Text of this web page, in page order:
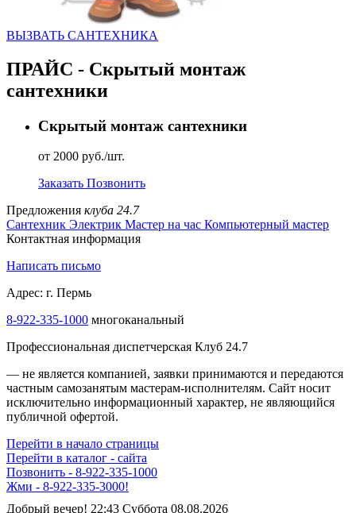
ВЫЗВАТЬ CАНТЕХНИКА
ПРАЙС - Скрытый монтаж
сантехники
Скрытый монтаж сантехники
от 2000 руб./шт.
Заказать Позвонить
Предложения клуба 24.7
Сантехник Электрик Мастер на час Компьютерный мастер
Контактная информация
Написать письмо
Адрес: г. Пермь
8-922-335-1000 многоканальный
Профессиональная диспетчерская Клуб 24.7
— не является компанией, заявки принимаются и передаются
частным самозанятым мастерам‑исполнителям. Сайт носит
исключительно информационный характер, не являющийся
публичной офертой.
Перейти в начало страницы
Перейти в каталог - сайта
Позвонить - 8-922-335-1000
Жми - 8-922-335-3000!
Добрый вечер! 22:43 Суббота 08.08.2026